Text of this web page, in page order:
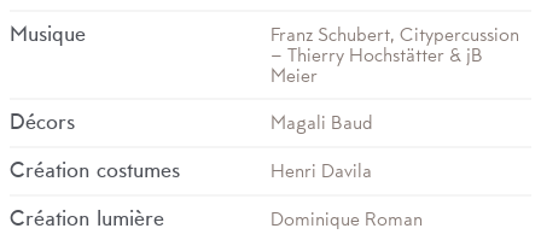
Musique
Franz Schubert, Citypercussion
– Thierry Hochstätter & jB
Meier
Décors Magali Baud
Création costumes Henri Davila
Création lumière Dominique Roman